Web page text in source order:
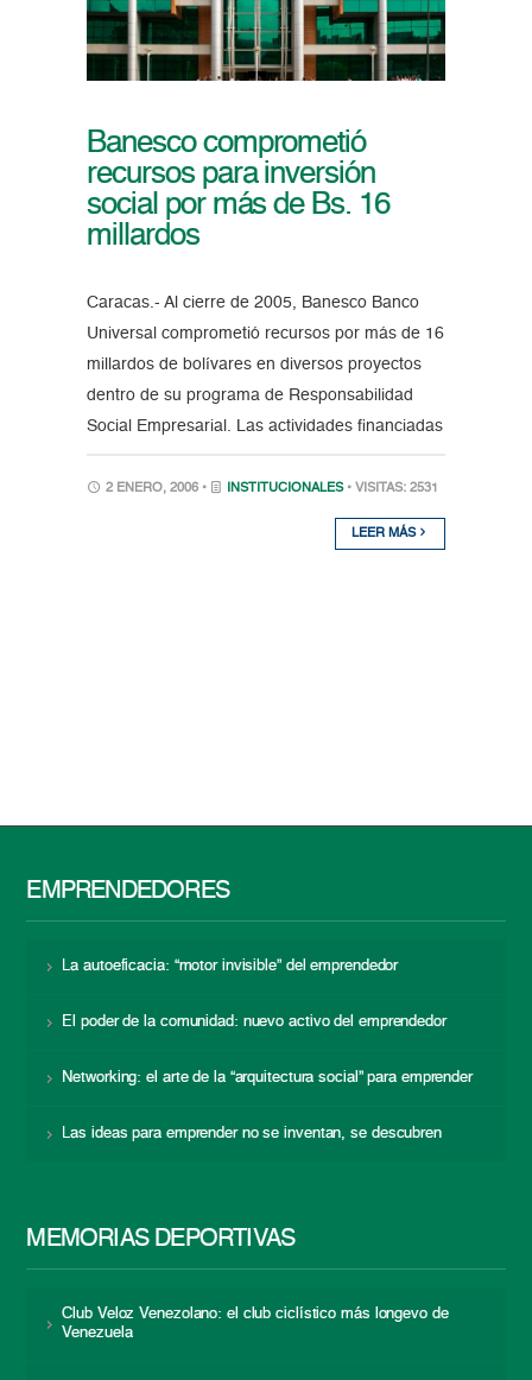
Banesco comprometió
recursos para inversión
social por más de Bs. 16
millardos
Caracas.- Al cierre de 2005, Banesco Banco
Universal comprometió recursos por más de 16
millardos de bolívares en diversos proyectos
dentro de su programa de Responsabilidad
Social Empresarial. Las actividades financiadas
2 ENERO, 2006 • INSTITUCIONALES • VISITAS: 2531
LEER MÁS
EMPRENDEDORES
La autoeficacia: “motor invisible” del emprendedor
El poder de la comunidad: nuevo activo del emprendedor
Networking: el arte de la “arquitectura social” para emprender
Las ideas para emprender no se inventan, se descubren
MEMORIAS DEPORTIVAS
Club Veloz Venezolano: el club ciclístico más longevo de
Venezuela